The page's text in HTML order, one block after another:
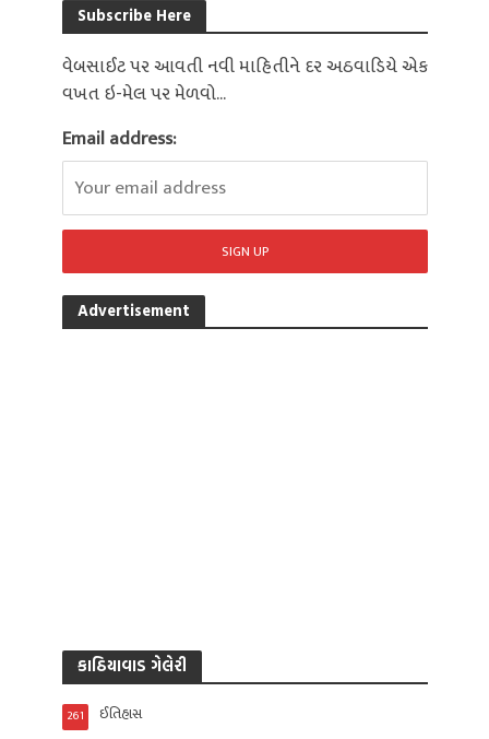
Subscribe Here
વેબસાઈટ પર આવતી નવી માહિતીને દર અઠવાડિયે એક
વખત ઇ-મેલ પર મેળવો...
Email address:
Advertisement
કાઠિયાવાડ ગેલેરી
ઈતિહાસ
261